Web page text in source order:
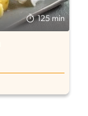
125 min